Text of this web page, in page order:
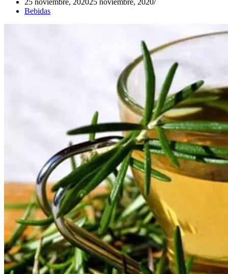
Bebidas